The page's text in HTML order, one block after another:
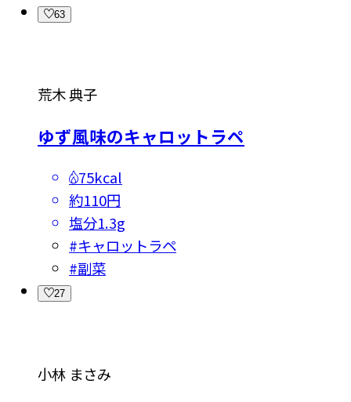
63
荒木 典子
ゆず風味のキャロットラペ
75kcal
約110円
塩分1.3g
#キャロットラペ
#副菜
27
小林 まさみ